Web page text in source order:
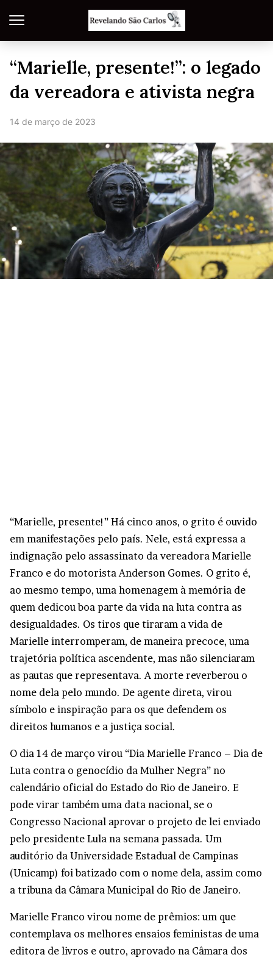
“Marielle, presente!”: o legado
da vereadora e ativista negra
14 de março de 2023
“Marielle, presente!” Há cinco anos, o grito é ouvido
em manifestações pelo país. Nele, está expressa a
indignação pelo assassinato da vereadora Marielle
Franco e do motorista Anderson Gomes. O grito é,
ao mesmo tempo, uma homenagem à memória de
quem dedicou boa parte da vida na luta contra as
desigualdades. Os tiros que tiraram a vida de
Marielle interromperam, de maneira precoce, uma
trajetória política ascendente, mas não silenciaram
as pautas que representava. A morte reverberou o
nome dela pelo mundo. De agente direta, virou
símbolo e inspiração para os que defendem os
direitos humanos e a justiça social.
O dia 14 de março virou “Dia Marielle Franco – Dia de
Luta contra o genocídio da Mulher Negra” no
calendário oficial do Estado do Rio de Janeiro. E
pode virar também uma data nacional, se o
Congresso Nacional aprovar o projeto de lei enviado
pelo presidente Lula na semana passada. Um
auditório da Universidade Estadual de Campinas
(Unicamp) foi batizado com o nome dela, assim como
a tribuna da Câmara Municipal do Rio de Janeiro.
Marielle Franco virou nome de prêmios: um que
contemplava os melhores ensaios feministas de uma
editora de livros e outro, aprovado na Câmara dos